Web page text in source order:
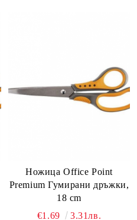
Ножица Office Point
Premium Гумирани дръжки,
18 cm
€1.69
3.31лв.